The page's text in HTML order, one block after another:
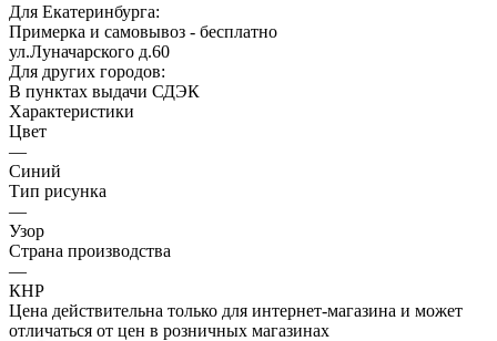
Для Екатеринбурга:
Примерка и самовывоз - бесплатно
ул.Луначарского д.60
Для других городов:
В пунктах выдачи СДЭК
Характеристики
Цвет
—
Синий
Тип рисунка
—
Узор
Страна производства
—
КНР
Цена действительна только для интернет-магазина и может
отличаться от цен в розничных магазинах